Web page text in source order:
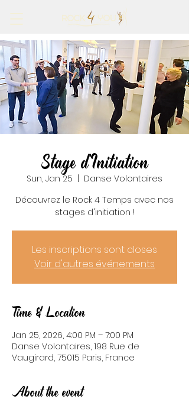
Stage d'Initiation
Sun, Jan 25
Danse Volontaires
Découvrez le Rock 4 Temps avec nos
stages d'initiation !
Les inscriptions sont closes
Voir d'autres événements
Time & Location
Jan 25, 2026, 4:00 PM – 7:00 PM
Danse Volontaires, 198 Rue de
Vaugirard, 75015 Paris, France
About the event